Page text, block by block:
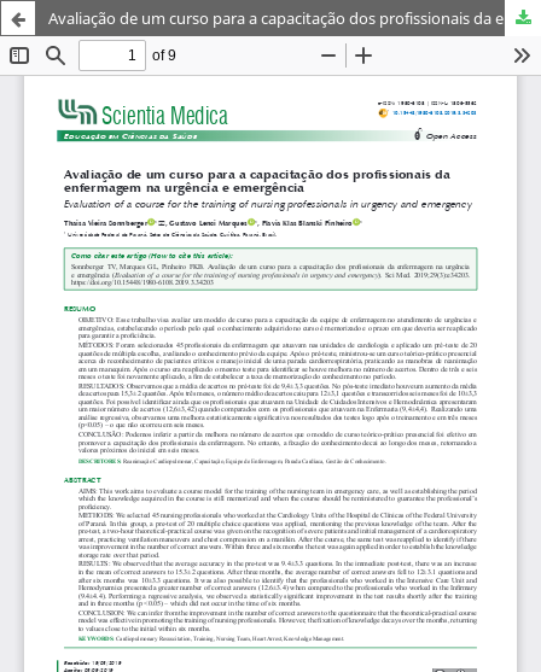
Avaliação de um curso para a capacitação dos profissionais da enfermagem na urgência e emergência